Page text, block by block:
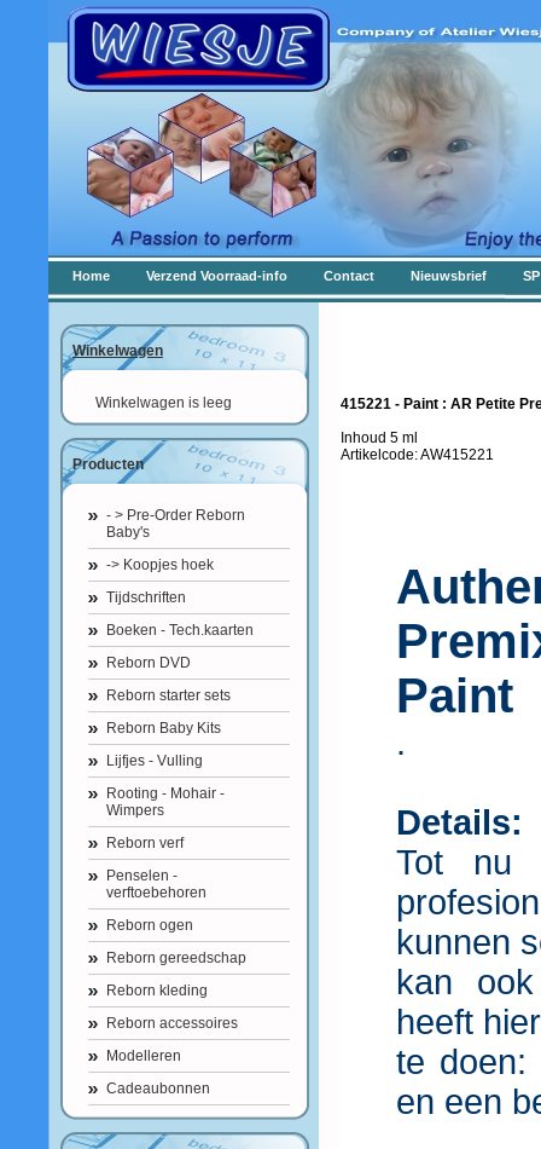
Home Verzend Voorraad-info Contact Nieuwsbrief
Winkelwagen
Winkelwagen is leeg
Producten
- > Pre-Order Reborn
Baby's
-> Koopjes hoek
Tijdschriften
Boeken - Tech.kaarten
Reborn DVD
Reborn starter sets
Reborn Baby Kits
Lijfjes - Vulling
Rooting - Mohair -
Wimpers
Reborn verf
Penselen -
verftoebehoren
Reborn ogen
Reborn gereedschap
Reborn kleding
Reborn accessoires
Modelleren
Cadeaubonnen
415221 - Paint : AR Petite
Inhoud 5 ml
Artikelcode: AW415221
Paint
.
Details:
Tot nu
kunnen
kan
heeft
te doen:
en een